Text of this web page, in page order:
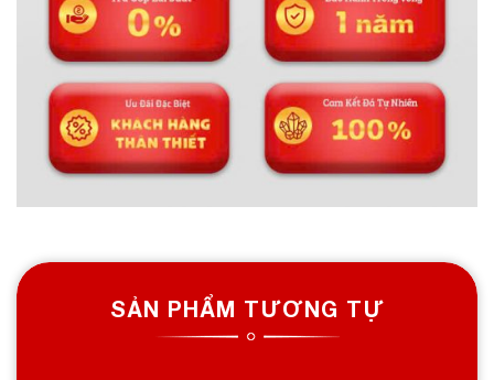
SẢN PHẨM TƯƠNG TỰ